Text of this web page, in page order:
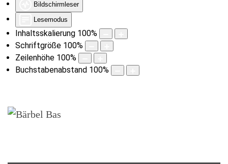
Bildschirmleser
Lesemodus
Inhaltsskalierung 100%
Schriftgröße 100%
Zeilenhöhe 100%
Buchstabenabstand 100%